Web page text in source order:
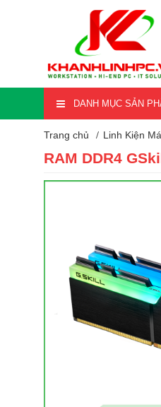
DANH MỤC SẢN
Trang chủ Linh Kiện
RAM DDR4